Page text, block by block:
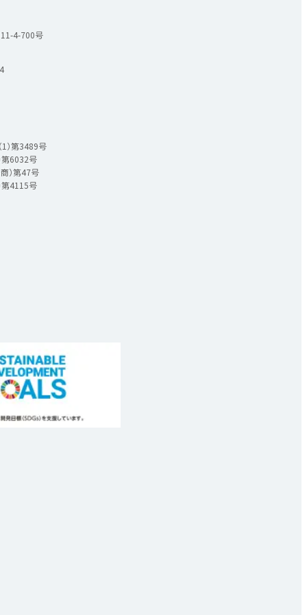
4-700号
）第3489号
第6032号
）第47号
第4115号